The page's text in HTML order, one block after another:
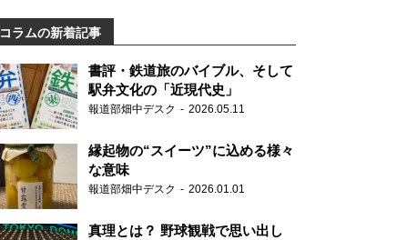
コラムの新着記事
書評・鉄道旅のバイブル、そして
駅弁文化の「近現代史」
報道部畑中デスク 2026.05.11
縁起物の“スイーツ”に込める様々
な意味
報道部畑中デスク 2026.01.01
真理とは？ 野球観戦で思い出し